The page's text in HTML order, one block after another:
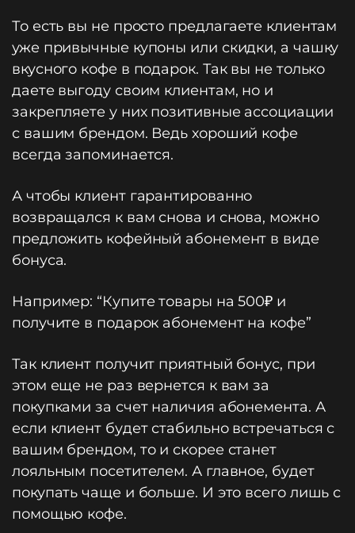
То есть вы не просто предлагаете клиентам
уже привычные купоны или скидки, а чашку
вкусного кофе в подарок. Так вы не только
даете выгоду своим клиентам, но и
закрепляете у них позитивные ассоциации
с вашим брендом. Ведь хороший кофе
всегда запоминается.
А чтобы клиент гарантированно
возвращался к вам снова и снова, можно
предложить кофейный абонемент в виде
бонуса.
Например: “Купите товары на 500₽ и
получите в подарок абонемент на кофе”
Так клиент получит приятный бонус, при
этом еще не раз вернется к вам за
покупками за счет наличия абонемента. А
если клиент будет стабильно встречаться с
вашим брендом, то и скорее станет
лояльным посетителем. А главное, будет
покупать чаще и больше. И это всего лишь с
помощью кофе.